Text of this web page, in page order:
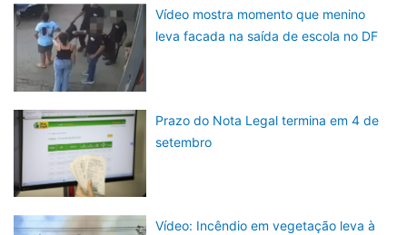
Vídeo mostra momento que menino
leva facada na saída de escola no DF
Prazo do Nota Legal termina em 4 de
setembro
Vídeo: Incêndio em vegetação leva à